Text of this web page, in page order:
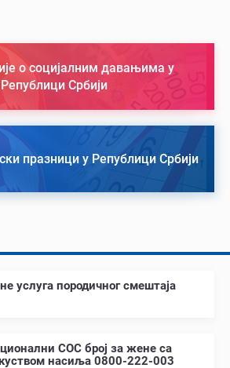
о социјалним давањима у
Републици Србији
празници у Републици Србији
услуга породичног смештаја
СОС број за жене са
насиља 0800-222-003